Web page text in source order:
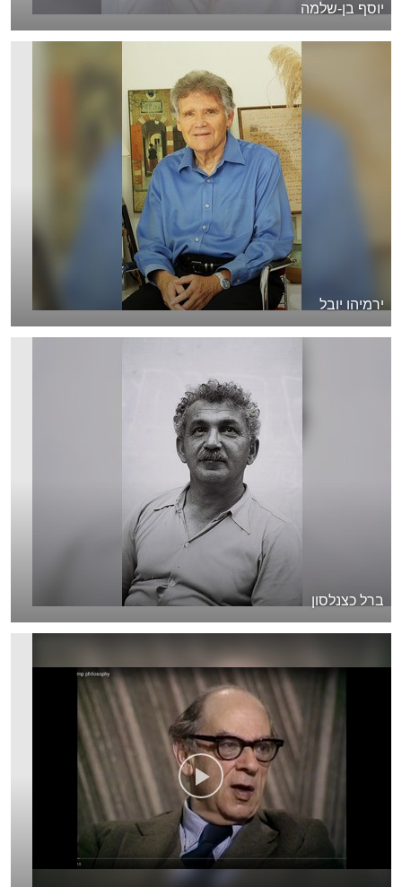
יוסף בן-שלמה
ירמיהו יובל
ברל כצנלסון